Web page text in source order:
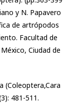
y N. Papavero
de artrópodos
Facultad de
Ciudad de
(Coleoptera,Cara
481-511.